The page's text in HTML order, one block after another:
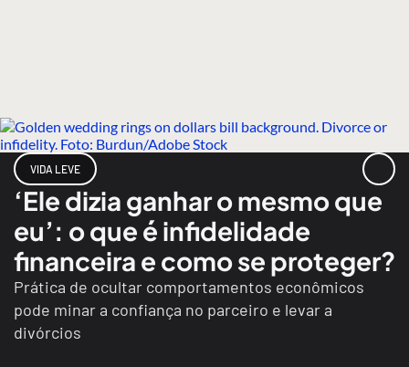
VIDA LEVE
‘Ele dizia ganhar o mesmo que
eu’: o que é infidelidade
financeira e como se proteger?
Prática de ocultar comportamentos econômicos
pode minar a confiança no parceiro e levar a
divórcios